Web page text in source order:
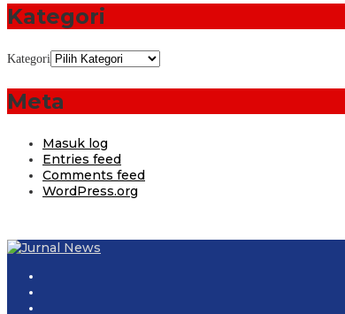
Kategori
Kategori
Meta
Masuk log
Entries feed
Comments feed
WordPress.org